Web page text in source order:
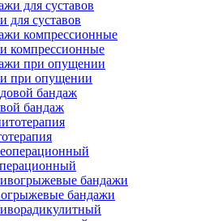
для суставов
компрессионные
при опущении
бандаж
бандажи